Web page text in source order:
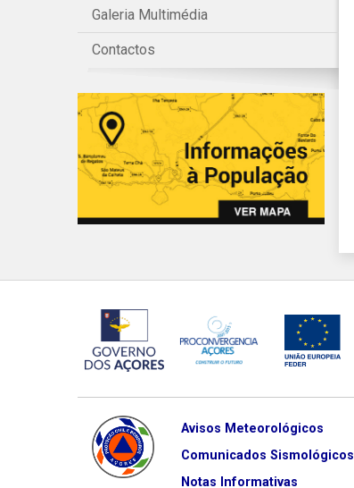
Galeria Multimédia
Contactos
Avisos Meteorológicos
Comunicados Sismológicos
Notas Informativas